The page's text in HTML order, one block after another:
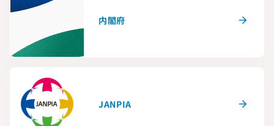
内閣府
JANPIA